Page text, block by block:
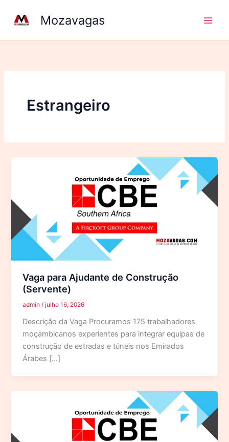
conteúdo
Mozavagas
Estrangeiro
Vaga para Ajudante de Construção
(Servente)
admin/julho 16, 2026
Descrição da Vaga Procuramos 175 trabalhadores
moçambicanos experientes para integrar equipas de
construção de estradas e túneis nos Emirados
Árabes […]